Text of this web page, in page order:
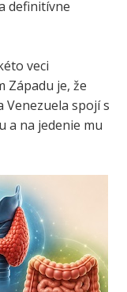
definitívne
veci
Západu je, že
Venezuela spojí s
a na jedenie mu